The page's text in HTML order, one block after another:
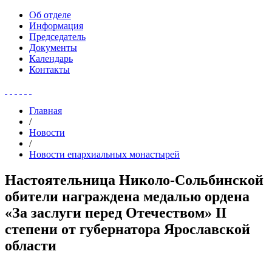
Об отделе
Информация
Председатель
Документы
Календарь
Контакты
Главная
/
Новости
/
Новости епархиальных монастырей
Настоятельница Николо-Сольбинской
обители награждена медалью ордена
«За заслуги перед Отечеством» II
степени от губернатора Ярославской
области